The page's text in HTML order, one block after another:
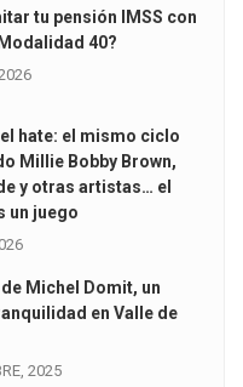
tu pensión IMSS con
40?
el hate: el mismo ciclo
Millie Bobby Brown,
y otras artistas… el
un juego
Michel Domit, un
en Valle de
2025